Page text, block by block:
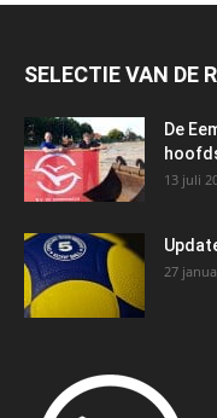
SELECTIE VAN DE
De
13 juli
27